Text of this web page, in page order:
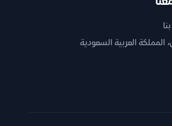
المملكة العربية السعودية